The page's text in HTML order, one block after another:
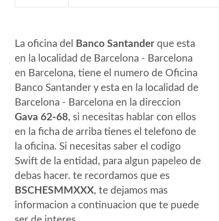
La oficina del Banco Santander que esta
en la localidad de Barcelona - Barcelona
en Barcelona, tiene el numero de Oficina
Banco Santander y esta en la localidad de
Barcelona - Barcelona en la direccion
Gava 62-68, si necesitas hablar con ellos
en la ficha de arriba tienes el telefono de
la oficina. Si necesitas saber el codigo
Swift de la entidad, para algun papeleo de
debas hacer. te recordamos que es
BSCHESMMXXX, te dejamos mas
informacion a continuacion que te puede